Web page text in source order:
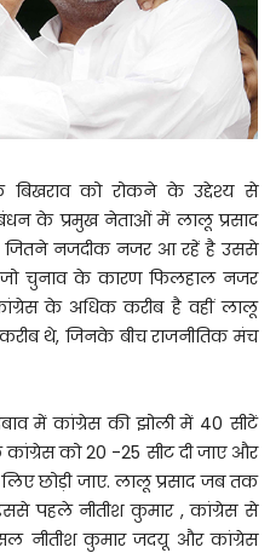
बिखराव को रोकने के उद्देश्य से
के प्रमुख नेताओं में लालू प्रसाद
जितने नजदीक नजर आ रहें है उससे
जो चुनाव के कारण फिलहाल नजर
के अधिक करीब है वहीं लालू
थे, जिनके बीच राजनीतिक मंच
में कांग्रेस की झोली में 40 सीटें
कांग्रेस को 20 -25 सीट दी जाए और
छोड़ी जाए. लालू प्रसाद जब तक
पहले नीतीश कुमार , कांग्रेस से
नीतीश कुमार जदयू और कांग्रेस